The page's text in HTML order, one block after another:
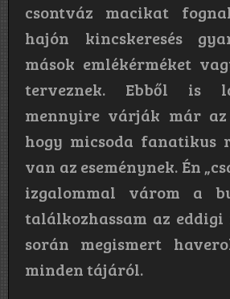
csontváz macikat
hajón kincskeresés
mások emlékérméket
terveznek. Ebből is
mennyire várják már az
hogy micsoda fanatikus
van az eseménynek. Én
izgalommal várom a
találkozhassam az
során megismert
minden tájáról.